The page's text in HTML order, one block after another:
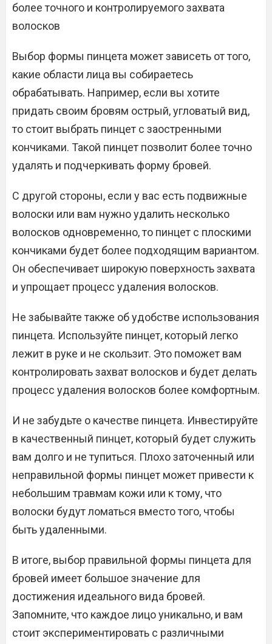
более точного и контролируемого захвата
волосков
Выбор формы пинцета может зависеть от того,
какие области лица вы собираетесь
обрабатывать. Например, если вы хотите
придать своим бровям острый, угловатый вид,
то стоит выбрать пинцет с заостренными
кончиками. Такой пинцет позволит более точно
удалять и подчеркивать форму бровей.
С другой стороны, если у вас есть подвижные
волоски или вам нужно удалить несколько
волосков одновременно, то пинцет с плоскими
кончиками будет более подходящим вариантом.
Он обеспечивает широкую поверхность захвата
и упрощает процесс удаления волосков.
Не забывайте также об удобстве использования
пинцета. Используйте пинцет, который легко
лежит в руке и не скользит. Это поможет вам
контролировать захват волосков и будет делать
процесс удаления волосков более комфортным.
И не забудьте о качестве пинцета. Инвестируйте
в качественный пинцет, который будет служить
вам долго и не тупиться. Плохо заточенный или
неправильной формы пинцет может привести к
небольшим травмам кожи или к тому, что
волоски будут ломаться вместо того, чтобы
быть удаленными.
В итоге, выбор правильной формы пинцета для
бровей имеет большое значение для
достижения идеального вида бровей.
Запомните, что каждое лицо уникально, и вам
стоит экспериментировать с различными